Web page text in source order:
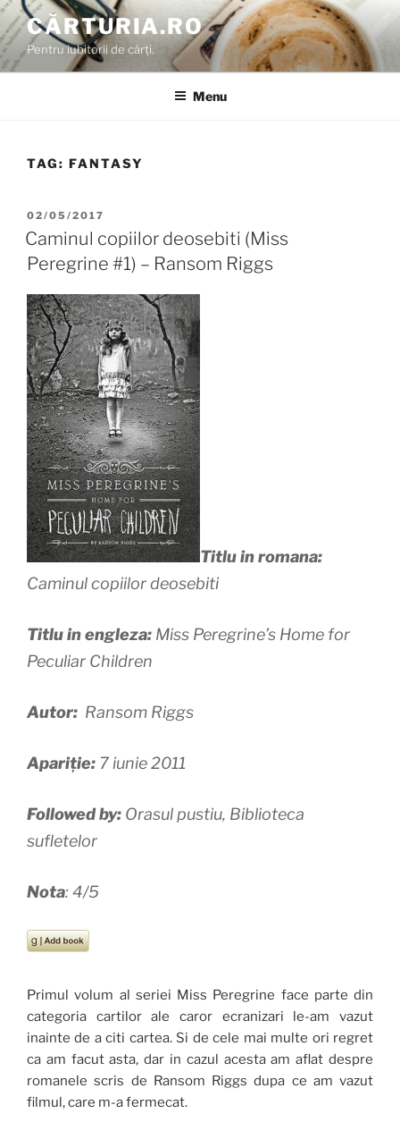
Skip
to
content
CĂRTURIA.RO
Pentru iubitorii de cărți.
Menu
TAG: FANTASY
POSTED
ON
02/05/2017
Caminul copiilor deosebiti (Miss
Peregrine #1) – Ransom Riggs
Titlu in romana:
Caminul copiilor deosebiti
Titlu in engleza: Miss Peregrine’s Home for
Peculiar Children
Autor: Ransom Riggs
Apariție: 7 iunie 2011
Followed by: Orasul pustiu, Biblioteca
sufletelor
Nota: 4/5
Primul volum al seriei Miss Peregrine face parte din
categoria cartilor ale caror ecranizari le-am vazut
inainte de a citi cartea. Si de cele mai multe ori regret
ca am facut asta, dar in cazul acesta am aflat despre
romanele scris de Ransom Riggs dupa ce am vazut
filmul, care m-a fermecat.